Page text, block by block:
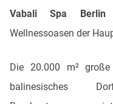
Vabali Spa Berlin
Wellnessoasen der
Die 20.000 m²
balinesisches